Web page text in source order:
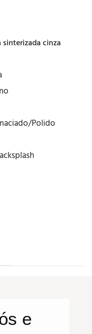
cinza
Polido
e